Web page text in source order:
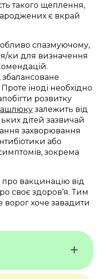
такого щеплення,
є вкрай
спазмуючому,
ки для визначення
іноді необхідно
розвитку
залежить від
дітей зазвичай
захворювання
або
зокрема
вакцинацію від
своє здоров’я. Тим
хоче завадити